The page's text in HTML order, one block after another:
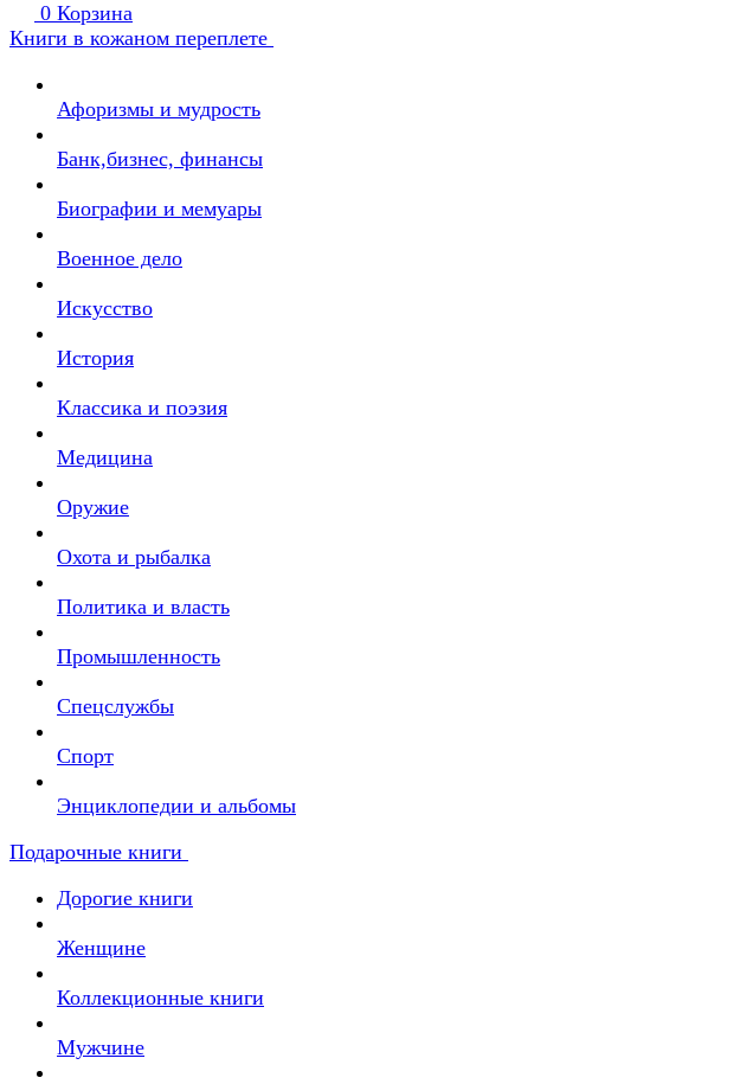
0 Корзина
Книги в кожаном переплете
Афоризмы и мудрость
Банк,бизнес, финансы
Биографии и мемуары
Военное дело
Искусство
История
Классика и поэзия
Медицина
Оружие
Охота и рыбалка
Политика и власть
Промышленность
Спецслужбы
Спорт
Энциклопедии и альбомы
Подарочные книги
Дорогие книги
Женщине
Коллекционные книги
Мужчине